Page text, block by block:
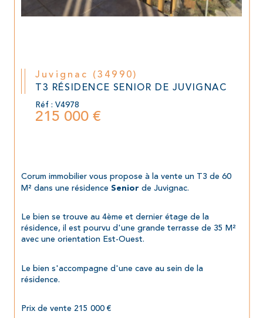
Juvignac (34990)
T3 RÉSIDENCE SENIOR DE JUVIGNAC
Réf : V4978
215 000 €
Corum immobilier vous propose à la vente un T3 de 60
M² dans une résidence Senior de Juvignac.
Le bien se trouve au 4ème et dernier étage de la
résidence, il est pourvu d'une grande terrasse de 35 M²
avec une orientation Est-Ouest.
Le bien s'accompagne d'une cave au sein de la
résidence.
Prix de vente 215 000 €